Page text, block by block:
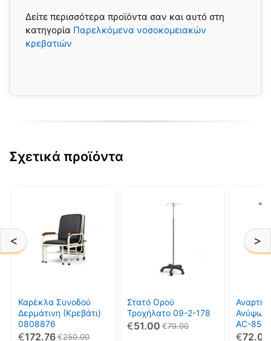
< >
Δείτε περισσότερα προϊόντα σαν και αυτό στη
κατηγορία Παρελκόμενα νοσοκομειακών
κρεβατιών
Σχετικά προϊόντα
Καρέκλα Συνοδού
Δερμάτινη (Κρεβάτι)
0808876
250.00
€
172.76
€
Στατό Ορού
Τροχήλατο 09-2-178
79.00
€
51.00
€
AC-851A
72.00
€